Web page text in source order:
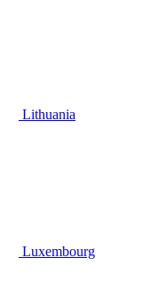
Lithuania
Luxembourg